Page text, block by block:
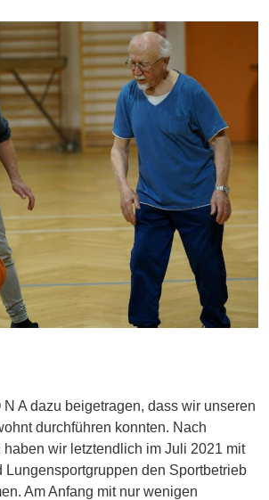
N A dazu beigetragen, dass wir unseren
durchführen konnten. Nach
haben wir letztendlich im Juli 2021 mit
Lungensportgruppen den Sportbetrieb
Am Anfang mit nur wenigen